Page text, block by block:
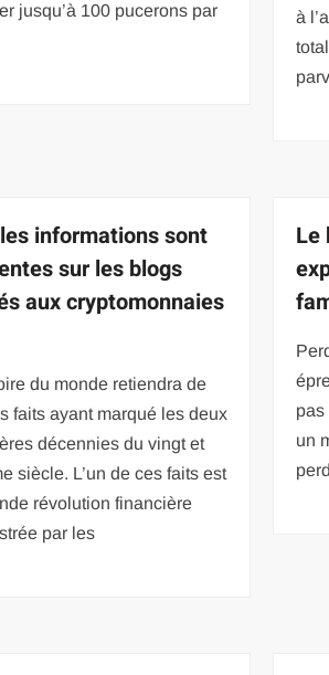
jusqu’à 100 pucerons par
à
informations sont
sur les blogs
aux cryptomonnaies
du monde retiendra de
faits ayant marqué les deux
décennies du vingt et
siècle. L’un de ces faits est
révolution financière
par les
Le
pas
un